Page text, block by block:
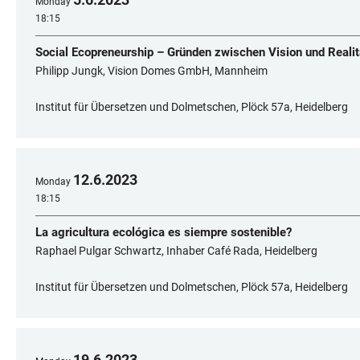
18:15
Social Ecopreneurship – Gründen zwischen Vision und
Philipp Jungk, Vision Domes GmbH, Mannheim
Institut für Übersetzen und Dolmetschen, Plöck 57a, Heidelberg
Monday 12.6.2023
18:15
La agricultura ecológica es siempre sostenible?
Raphael Pulgar Schwartz, Inhaber Café Rada, Heidelberg
Institut für Übersetzen und Dolmetschen, Plöck 57a, Heidelberg